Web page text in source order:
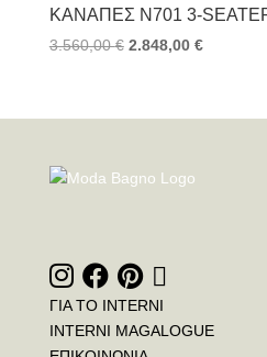
ΚΑΝΑΠΈΣ Ν701 3-
3.560,00€ 2.848,00 €
ΓΙΑ ΤΟ INTERNI
INTERNI MAGALOGUE